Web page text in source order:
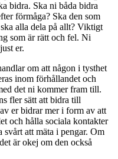
bidra. Ska ni båda bidra
förmåga? Ska den som
alla dela på allt? Viktigt
som är rätt och fel. Ni
er.
om att någon i tysthet
inom förhållandet och
det ni kommer fram till.
fler sätt att bidra till
er bidrar mer i form av att
och hålla sociala kontakter
att mäta i pengar. Om
är okej om den också